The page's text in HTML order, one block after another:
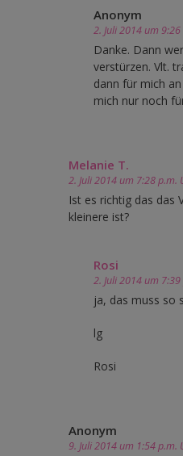
Anonym
2. Juli 2014 um
Danke. Dann
verstürzen. Vlt.
dann für mich
mich nur noch
Melanie T.
2. Juli 2014 um 7:28 p.m.
Ist es richtig das das
kleinere ist?
Rosi
2. Juli 2014 um
ja, das muss so
lg
Rosi
Anonym
9. Juli 2014 um 1:54 p.m.